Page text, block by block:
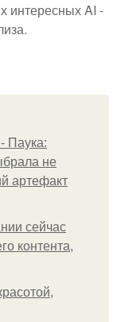
интересных AI -
Паука:
не
артефакт
сейчас
контента,